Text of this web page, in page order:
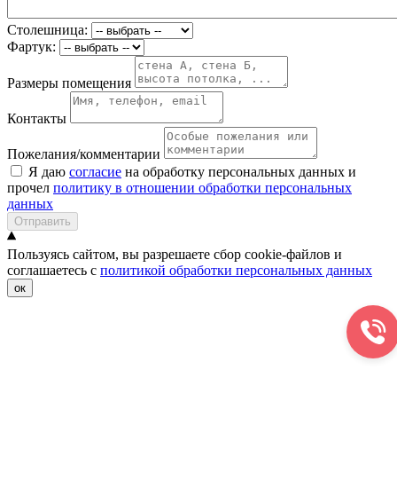
Столешница:
Фартук:
Размеры помещения
Контакты
Пожелания/комментарии
Я даю согласие на обработку персональных данных и
прочел политику в отношении обработки персональных
данных
Отправить
Пользуясь сайтом, вы разрешаете сбор cookie-файлов и
соглашаетесь с политикой обработки персональных данных
ок